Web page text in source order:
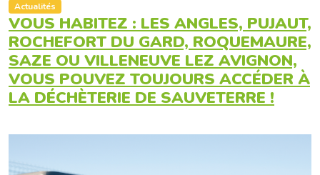
Actualités
VOUS HABITEZ : LES ANGLES, PUJAUT,
ROCHEFORT DU GARD, ROQUEMAURE,
SAZE OU VILLENEUVE LEZ AVIGNON,
VOUS POUVEZ TOUJOURS ACCÉDER À
LA DÉCHÈTERIE DE SAUVETERRE !